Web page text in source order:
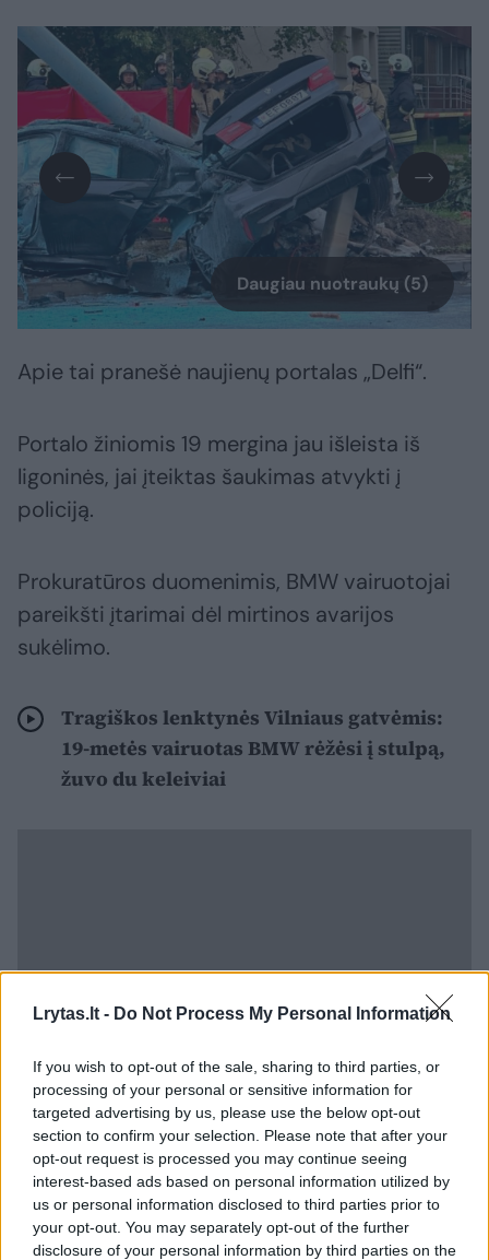
Lrytas.lt - Do Not Process My Personal Information
If you wish to opt-out of the sale, sharing to third parties, or
processing of your personal or sensitive information for
targeted advertising by us, please use the below opt-out
section to confirm your selection. Please note that after your
opt-out request is processed you may continue seeing
interest-based ads based on personal information utilized by
us or personal information disclosed to third parties prior to
your opt-out. You may separately opt-out of the further
disclosure of your personal information by third parties on the
Daugiau nuotraukų (5)
Apie tai pranešė naujienų portalas „Delfi“.
Portalo žiniomis 19 mergina jau išleista iš
ligoninės, jai įteiktas šaukimas atvykti į
policiją.
Prokuratūros duomenimis, BMW vairuotojai
pareikšti įtarimai dėl mirtinos avarijos
sukėlimo.
Tragiškos lenktynės Vilniaus gatvėmis:
19-metės vairuotas BMW rėžėsi į stulpą,
žuvo du keleiviai
Už dviejų žmonių gyvybę nusinešusios
avarijos sukėlimą būnant neblaiviam gresia
laisvės atėmimas nuo trejų iki dešimties
metų.